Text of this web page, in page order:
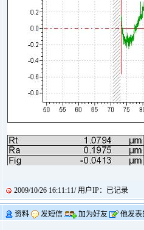
2009/10/26 16:11:11/ 用户IP：已记录
资料 发短信 加为好友 他发表